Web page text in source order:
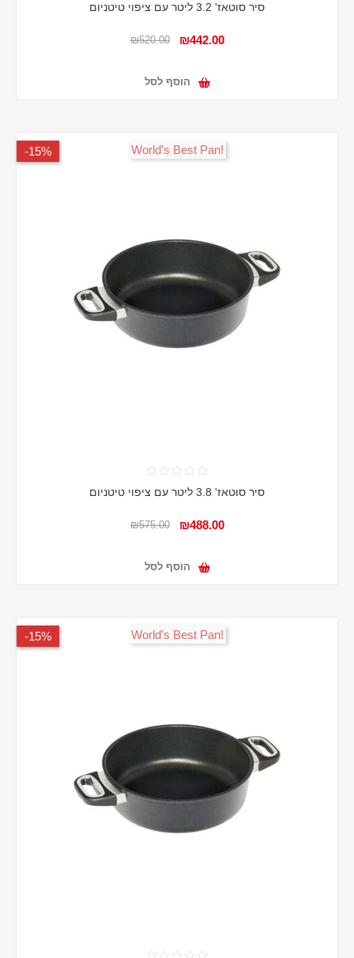
סיר סוטאז' 3.2 ליטר עם ציפוי טיטניום
₪442.00
₪520.00
הוסף לסל
15%- !World's Best Pan
סיר סוטאז' 3.8 ליטר עם ציפוי טיטניום
₪488.00
₪575.00
הוסף לסל
15%- !World's Best Pan